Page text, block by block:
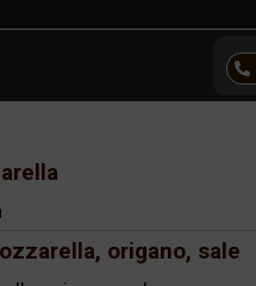
origano, sale